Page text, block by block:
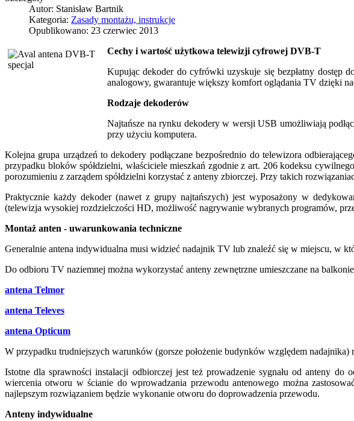
Autor: Stanisław Bartnik
Kategoria: Zasady montażu, instrukcje
Opublikowano: 23 czerwiec 2013
Cechy i wartość użytkowa telewizji cyfrowej DVB-T
Kupując dekoder do cyfrówki uzyskuje się bezpłatny dostęp
analogowy, gwarantuje większy komfort oglądania TV dzięki
Rodzaje dekoderów
Najtańsze na rynku dekodery w wersji USB umożliwiają
przy użyciu komputera.
Kolejna grupa urządzeń to dekodery podłączane bezpośrednio do telewizora
przypadku bloków spółdzielni, właściciele mieszkań zgodnie z art. 206 kodeksu
porozumieniu z zarządem spółdzielni korzystać z anteny zbiorczej. Przy takich
Praktycznie każdy dekoder (nawet z grupy najtańszych) jest wyposażony w
(telewizja wysokiej rozdzielczości HD, możliwość nagrywanie wybranych programów,
Montaż anten - uwarunkowania techniczne
Generalnie antena indywidualna musi widzieć nadajnik TV lub znaleźć się w miejscu, w
Do odbioru TV naziemnej można wykorzystać anteny zewnętrzne umieszczane na
antena Telmor
antena Televes
antena Opticum
W przypadku trudniejszych warunków (gorsze położenie budynków względem
Istotne dla sprawności instalacji odbiorczej jest też prowadzenie sygnału od anteny
wiercenia otworu w ścianie do wprowadzania przewodu antenowego można
najlepszym rozwiązaniem będzie wykonanie otworu do doprowadzenia przewodu.
Anteny indywidualne